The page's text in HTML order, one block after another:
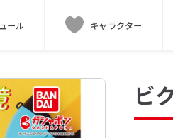
ール キャラクター
ビ